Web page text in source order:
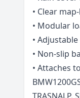
• Clear
• Modular
•
• Non-slip
• Attaches